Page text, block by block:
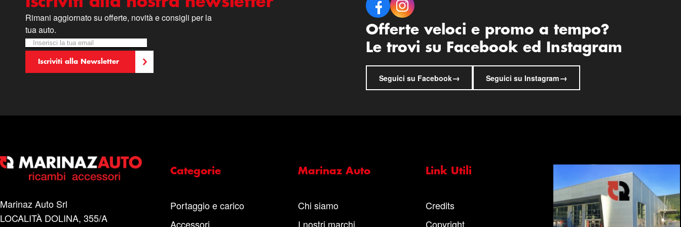
Rimani aggiornato su offerte, novità e consigli per la
tua auto.
Newsletter
Iscriviti alla nostra Newsletter:
Iscriviti alla Newsletter
Offerte veloci e promo a tempo?
Le trovi su Facebook ed Instagram
Seguici su Facebook→ Seguici su Instagram→
Marinaz Auto Srl
LOCALITÀ DOLINA, 355/A
Categorie
Portaggio e carico
Accessori
Marinaz Auto
Chi siamo
I nostri marchi
Link Utili
Credits
Copyright